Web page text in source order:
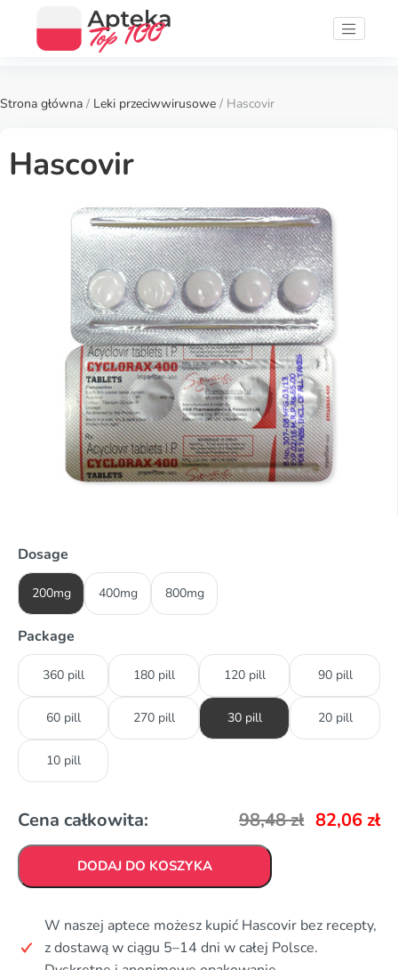
Strona główna / Leki przeciwwirusowe / Hascovir
Hascovir
Dosage
200mg 400mg 800mg
Package
360 pill 180 pill 120 pill 90 pill
60 pill 270 pill 30 pill 20 pill
10 pill
Cena całkowita: 98,48zł 82,06 zł
DODAJ DO KOSZYKA
W naszej aptece możesz kupić Hascovir bez recepty,
z dostawą w ciągu 5–14 dni w całej Polsce.